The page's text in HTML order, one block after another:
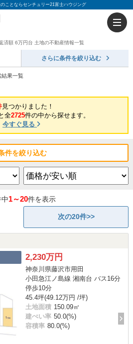
ことならセンチュリー21富士ハウジング
済額 6万円台 土地の不動産情報一覧
さらに条件を絞り込む
結果一覧
見つかりました！
全2725件の中から探せます。
今すぐ見る
件を絞り込む
1～20件を表示
次の20件>>
2,230万円
神奈川県藤沢市用田
小田急江ノ島線 湘南台 バス16分
停歩10分
45.4坪(49.12万円 /坪)
土地面積 150.09㎡
建ぺい率 50.0(%)
容積率 80.0(%)